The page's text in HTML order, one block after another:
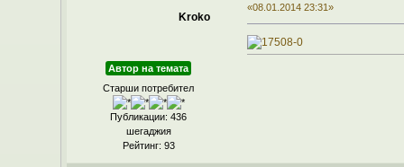
Kroko
Автор на темата
Старши потребител
Публикации: 436
шегаджия
Рейтинг: 93
«08.01.2014 23:31»